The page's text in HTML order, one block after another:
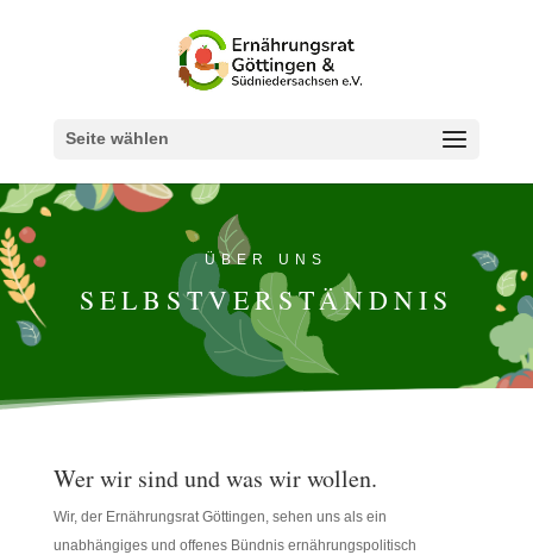
Seite wählen
ÜBER UNS
SELBSTVERSTÄNDNIS
Wer wir sind und was wir wollen.
Wir, der Ernährungsrat Göttingen, sehen uns als ein
unabhängiges und offenes Bündnis ernährungspolitisch